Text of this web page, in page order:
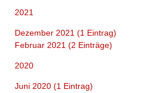
2021
Dezember 2021 (1 Eintrag)
Februar 2021 (2 Einträge)
2020
Juni 2020 (1 Eintrag)